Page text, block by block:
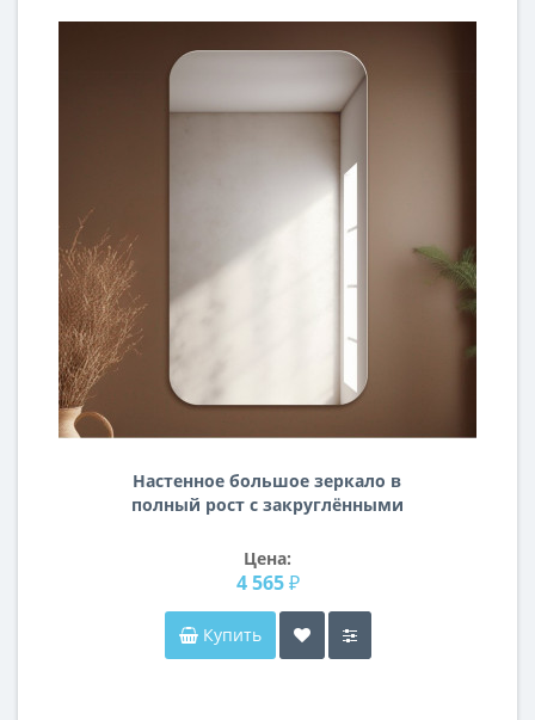
Настенное большое зеркало в
полный рост с закруглёнными
Цена:
4 565 ₽
Купить